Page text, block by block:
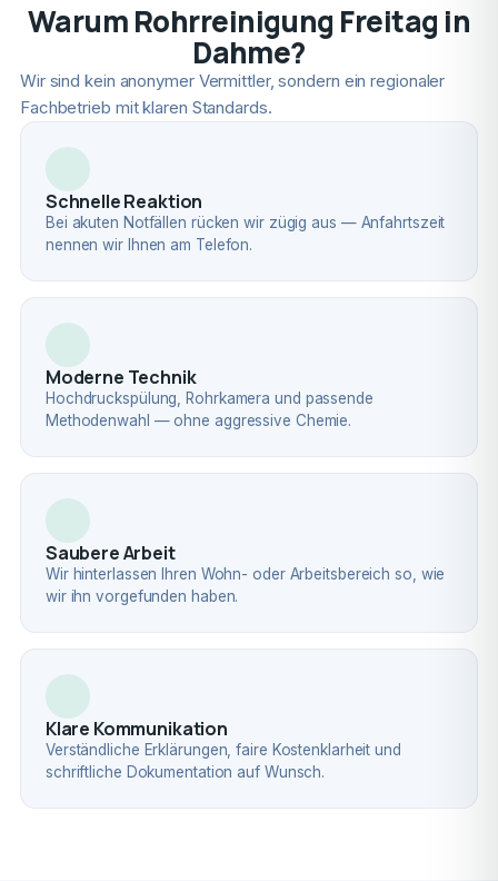
Warum Rohrreinigung Freitag in
Dahme?
Wir sind kein anonymer Vermittler, sondern ein regionaler
Fachbetrieb mit klaren Standards.
Schnelle Reaktion
Bei akuten Notfällen rücken wir zügig aus — Anfahrtszeit
nennen wir Ihnen am Telefon.
Moderne Technik
Hochdruckspülung, Rohrkamera und passende
Methodenwahl — ohne aggressive Chemie.
Saubere Arbeit
Wir hinterlassen Ihren Wohn- oder Arbeitsbereich so, wie
wir ihn vorgefunden haben.
Klare Kommunikation
Verständliche Erklärungen, faire Kostenklarheit und
schriftliche Dokumentation auf Wunsch.